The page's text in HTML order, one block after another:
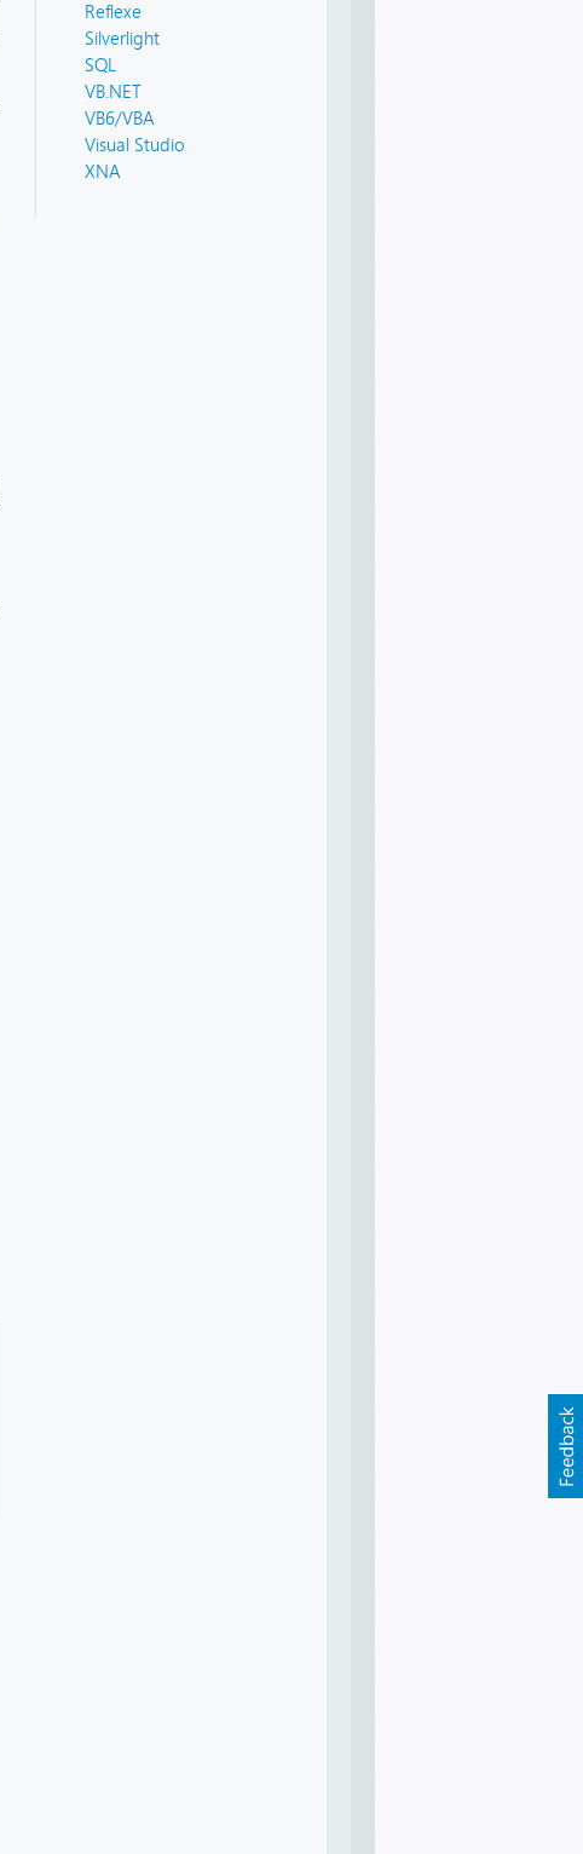
Reflexe
Silverlight
SQL
VB.NET
VB6/VBA
Visual Studio
XNA